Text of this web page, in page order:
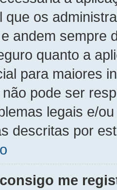
que os
andem sempre
quanto a
para maiores
pode ser
legais e/
descritas por
me